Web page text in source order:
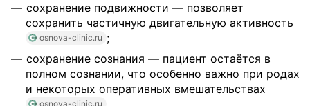
сохранение подвижности — позволяет
сохранить частичную двигательную активность
osnova-clinic.ru ;
сохранение сознания — пациент остаётся в
полном сознании, что особенно важно при родах
и некоторых оперативных вмешательствах
osnova-clinic.ru